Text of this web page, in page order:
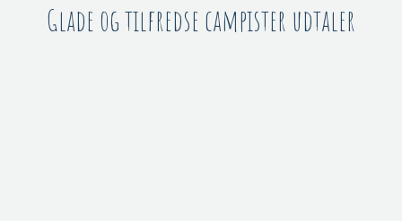
Glade og tilfredse campister udtaler​